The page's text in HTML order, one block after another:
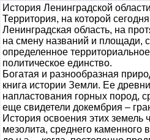
История Ленинградской области
Территория, на которой
Ленинградская область, на
на смену названий и площади,
определенное
политическое единство.
Богатая и разнообразная
книга истории Земли. Ее
напластования горных пород,
еще свидетели докембрия –
История освоения этих земель
мезолита, среднего каменного